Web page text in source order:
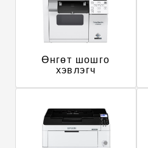
Өнгөт шошго
хэвлэгч